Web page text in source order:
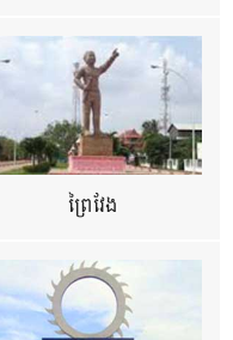
ព្រៃវែង